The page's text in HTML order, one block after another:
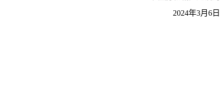
2024年3月6日